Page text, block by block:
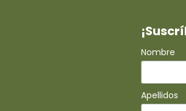
Nombre
Apellidos